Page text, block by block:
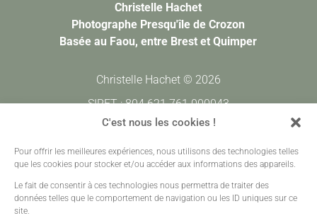
C'est nous les cookies !
Pour offrir les meilleures expériences, nous utilisons des technologies telles
que les cookies pour stocker et/ou accéder aux informations des appareils.
Le fait de consentir à ces technologies nous permettra de traiter des
données telles que le comportement de navigation ou les ID uniques sur ce
site.
Christelle Hachet
Photographe Presqu'île de Crozon
Basée au Faou, entre Brest et Quimper
Christelle Hachet © 2026
SIRET : 804 621 761 000043
CODE APE : 7420Z
Prestations•Galeries Clients•Contact